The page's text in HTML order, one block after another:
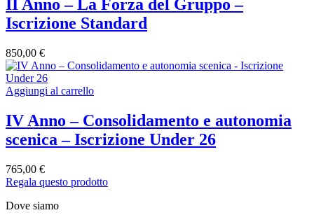
II Anno – La Forza del Gruppo –
Iscrizione Standard
850,00 €
Aggiungi al carrello
IV Anno – Consolidamento e autonomia
scenica – Iscrizione Under 26
765,00 €
Regala questo prodotto
Dove siamo